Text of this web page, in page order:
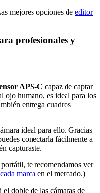
mejores opciones de editor
profesionales y
APS-C capaz de captar
ojo humano, es ideal para los
entrega cuadros
ideal para ello. Gracias
conectarla fácilmente a
capturaste.
te recomendamos ver
marca en el mercado.)
el doble de las cámaras de